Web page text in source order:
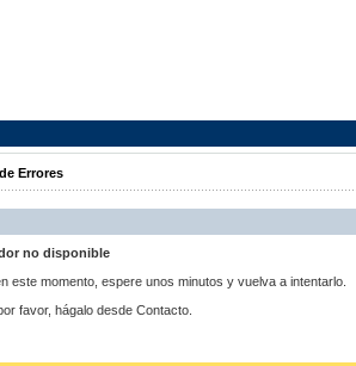
Errores
no disponible
este momento, espere unos minutos y vuelva a intentarlo.
favor, hágalo desde Contacto.